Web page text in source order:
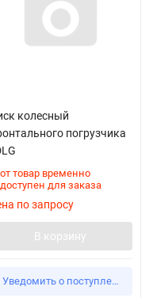
колесный
погрузчика
товар временно
для заказа
по запросу
В корзину
Уведомить о поступлении